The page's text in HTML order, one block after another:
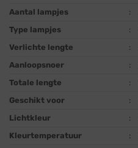
Aantal lampjes
:
Type lampjes
:
Verlichte lengte
:
Aanloopsnoer
:
Totale lengte
:
Geschikt voor
:
Lichtkleur
:
Kleurtemperatuur
: